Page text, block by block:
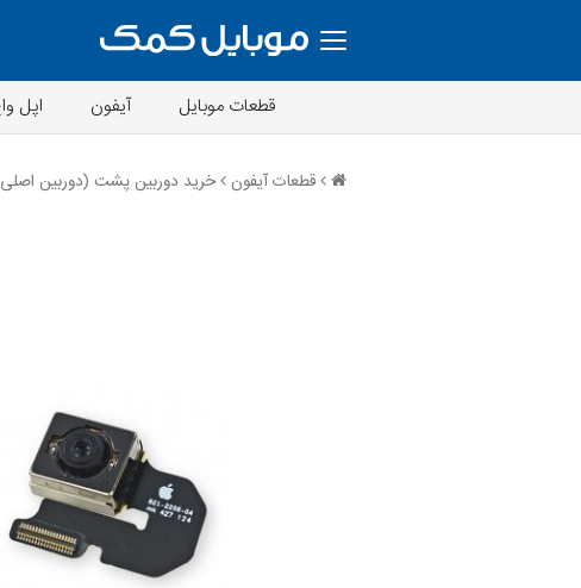
قطعات موبایل آیفون اپل
قطعات آیفون خرید دوربین پشت (دوربین اصلی) آیفون